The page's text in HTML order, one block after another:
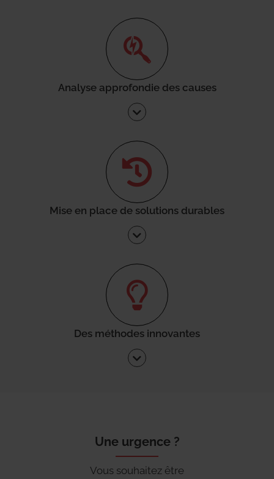
Analyse approfondie des causes
Mise en place de solutions durables
Des méthodes innovantes
Une urgence ?
Vous souhaitez être